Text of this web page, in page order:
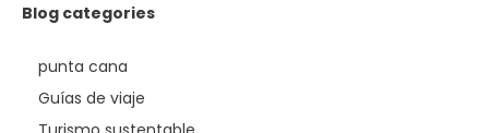
Blog categories
punta cana
Guías de viaje